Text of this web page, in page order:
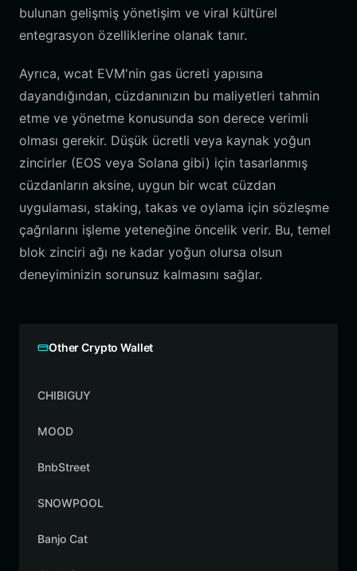
bulunan gelişmiş yönetişim ve viral kültürel
entegrasyon özelliklerine olanak tanır.
Ayrıca, wcat EVM'nin gas ücreti yapısına
dayandığından, cüzdanınızın bu maliyetleri tahmin
etme ve yönetme konusunda son derece verimli
olması gerekir. Düşük ücretli veya kaynak yoğun
zincirler (EOS veya Solana gibi) için tasarlanmış
cüzdanların aksine, uygun bir wcat cüzdan
uygulaması, staking, takas ve oylama için sözleşme
çağrılarını işleme yeteneğine öncelik verir. Bu, temel
blok zinciri ağı ne kadar yoğun olursa olsun
deneyiminizin sorunsuz kalmasını sağlar.
Other Crypto Wallet
CHIBIGUY
MOOD
BnbStreet
SNOWPOOL
Banjo Cat